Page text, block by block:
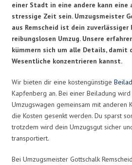
einer Stadt in eine andere kann eine
stressige Zeit sein. Umzugsmeister
aus Remscheid ist dein
reibungslosen Umzug. Unsere
kümmern sich um alle Details, damit
Wesentliche konzentrieren kannst.
Wir bieten dir eine kostengünstige
Kapfenberg an. Bei einer Beiladung
Umzugswagen gemeinsam mit anderen
die Kosten gesenkt werden. Du sparst
trotzdem wird dein Umzugsgut sicher
transportiert.
Bei Umzugsmeister Gottschalk